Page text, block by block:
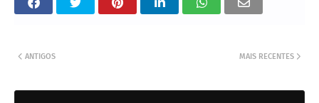
MAIS RECENTES
ANTIGOS